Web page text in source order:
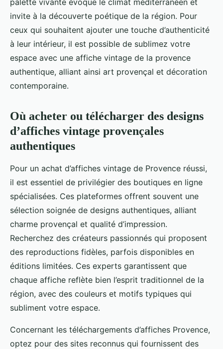
invite à la découverte poétique de la région. Pour
ceux qui souhaitent ajouter une touche d’authenticité
à leur intérieur, il est possible de sublimez votre
espace avec une affiche vintage de la provence
authentique, alliant ainsi art provençal et décoration
contemporaine.
Où acheter ou télécharger des designs
d’affiches vintage provençales
authentiques
Pour un achat d’affiches vintage de Provence réussi,
il est essentiel de privilégier des boutiques en ligne
spécialisées. Ces plateformes offrent souvent une
sélection soignée de designs authentiques, alliant
charme provençal et qualité d’impression.
Recherchez des créateurs passionnés qui proposent
des reproductions fidèles, parfois disponibles en
éditions limitées. Ces experts garantissent que
chaque affiche reflète bien l’esprit traditionnel de la
région, avec des couleurs et motifs typiques qui
subliment votre espace.
Concernant les téléchargements d’affiches Provence,
optez pour des sites reconnus qui fournissent des